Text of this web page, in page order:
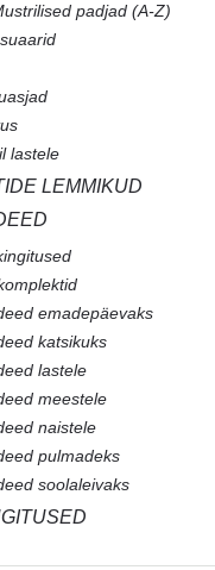
padjad (A-Z)
lastele
LEMMIKUD
emadepäevaks
katsikuks
lastele
meestele
naistele
pulmadeks
soolaleivaks